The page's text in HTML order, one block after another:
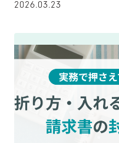
2026.03.23